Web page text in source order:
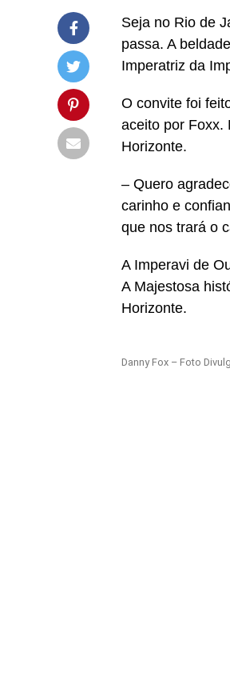
Seja no Rio de
passa. A
Imperatriz da
O convite foi
aceito por Foxx.
Horizonte.
– Quero
carinho e
que nos trará o
A Imperavi de
A Majestosa
Horizonte.
Danny Fox – Foto